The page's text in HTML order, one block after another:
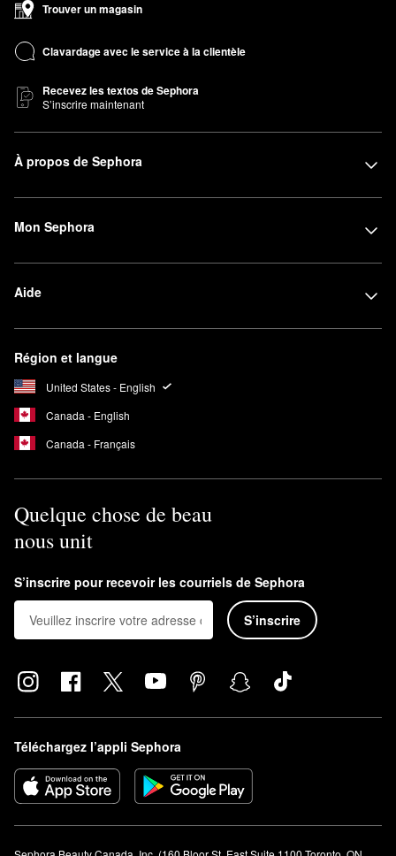
Trouver un magasin
Clavardage avec le service à la clientèle
Recevez les textos de Sephora
S’inscrire maintenant
À propos de Sephora
Mon Sephora
Aide
Région et langue
United States - English
Canada - English
Canada - Français
Quelque chose de beau
nous unit
S’inscrire pour recevoir les courriels de Sephora
S’inscrire
Téléchargez l’appli Sephora